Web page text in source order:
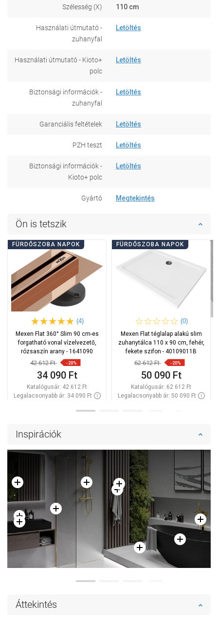
Szélesség (X) 110 cm
Használati útmutató -
zuhanyfal
Letöltés
Használati útmutató - Kioto+
polc
Letöltés
Biztonsági információk -
zuhanyfal
Letöltés
Garanciális feltételek Letöltés
PZH teszt Letöltés
Biztonsági információk -
Kioto+ polc
Letöltés
Gyártó Megtekintés
Ön is tetszik
FÜRDŐSZOBA NAPOK
(4)
Mexen Flat 360° Slim 90 cm-es
forgatható vonal vízelvezető,
rózsaszín arany - 1641090
42 612 Ft -20%
34 090 Ft
Katalógusár: 42 612 Ft
Legalacsonyabb ár: 34 090 Ft
Hasonlítsa
FÜRDŐSZOBA NAPOK
(0)
Mexen Flat téglalap alakú slim
zuhanytálca 110 x 90 cm, fehér,
fekete szifon - 40109011B
62 612 Ft -20%
50 090 Ft
Katalógusár: 62 612 Ft
Legalacsonyabb ár: 50 090 Ft
Inspirációk
Áttekintés